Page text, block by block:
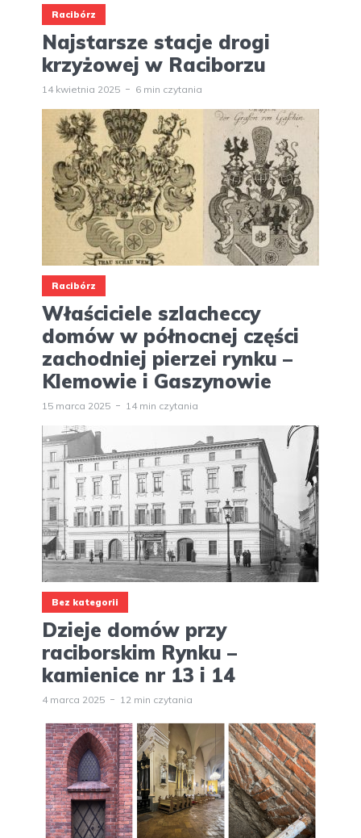
Racibórz
Najstarsze stacje drogi
krzyżowej w Raciborzu
14 kwietnia 2025 6 min czytania
Racibórz
Właściciele szlacheccy
domów w północnej części
zachodniej pierzei rynku –
Klemowie i Gaszynowie
15 marca 2025 14 min czytania
Bez kategorii
Dzieje domów przy
raciborskim Rynku –
kamienice nr 13 i 14
4 marca 2025 12 min czytania